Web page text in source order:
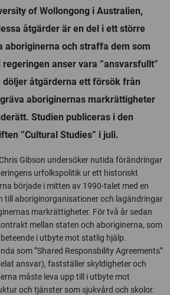
of Wollongong i Australien,
åtgärder är en del i ett större
aboriginerna och straffa dem som
anser vara ”ansvarsfullt”
döljer åtgärderna ett försök från
aboriginernas markrättigheter
Studien publiceras i den
”Cultural Studies” i juli.
Gibson undersöker nutida förändringar
urfolkspolitik ur ett historiskt
började i mitten av 1990-talet med en
till aboriginorganisationer och lagändringar
markrättigheter. För två år sedan
mellan staten och aboriginerna, som
i utbyte mot statlig hjälp.
som ”Shared Responsbility Agreements”
ansvar), fastställer skyldigheter och
måste leva upp till i utbyte mot
och tjänster som sjukvård och skolor.